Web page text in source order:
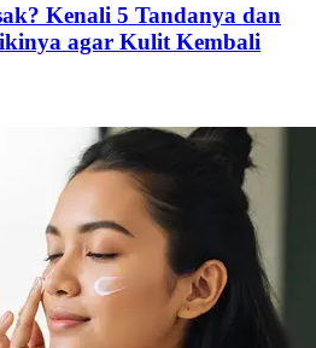
Kenali 5 Tandanya dan
agar Kulit Kembali